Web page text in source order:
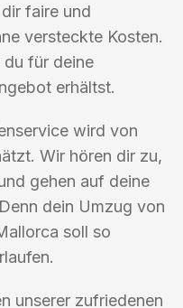
faire und
versteckte Kosten.
du für deine
erhältst.
wird von
Wir hören dir zu,
gehen auf deine
dein Umzug von
soll so
unserer zufriedenen